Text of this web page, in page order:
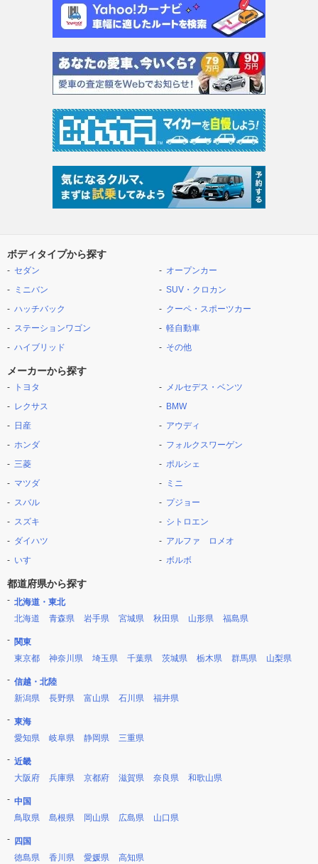
ボディタイプから探す
セダン
ミニバン
ハッチバック
ステーションワゴン
ハイブリッド
オープンカー
SUV・クロカン
クーペ・スポーツカー
軽自動車
その他
メーカーから探す
トヨタ
レクサス
日産
ホンダ
三菱
マツダ
スバル
スズキ
ダイハツ
いすゞ
メルセデス・ベンツ
BMW
アウディ
フォルクスワーゲン
ポルシェ
ミニ
プジョー
シトロエン
アルファ ロメオ
ボルボ
都道府県から探す
北海道・東北
北海道
青森県 岩手県 宮城県 秋田県 山形県 福島県
関東
東京都
神奈川県 埼玉県 千葉県 茨城県 栃木県 群馬県 山梨県
信越・北陸
新潟県
長野県 富山県 石川県 福井県
東海
愛知県
岐阜県 静岡県 三重県
近畿
大阪府
兵庫県 京都府 滋賀県 奈良県 和歌山県
中国
鳥取県
島根県 岡山県 広島県 山口県
四国
徳島県
香川県 愛媛県 高知県